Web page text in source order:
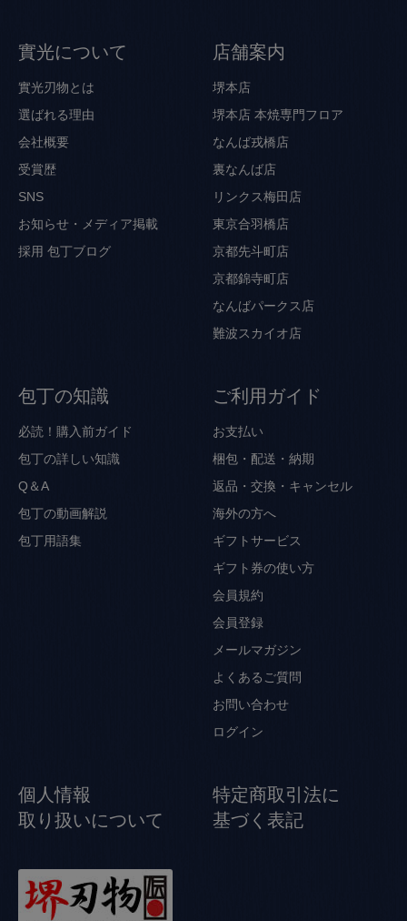
實光について
實光刃物とは
選ばれる理由
会社概要
受賞歴
SNS
お知らせ・メディア掲載
採用 包丁ブログ
店舗案内
堺本店
堺本店 本焼専門フロア
なんば戎橋店
裏なんば店
リンクス梅田店
東京合羽橋店
京都先斗町店
京都錦寺町店
なんばパークス店
難波スカイオ店
包丁の知識
必読！購入前ガイド
包丁の詳しい知識
Q＆A
包丁の動画解説
包丁用語集
ご利用ガイド
お支払い
梱包・配送・納期
返品・交換・キャンセル
海外の方へ
ギフトサービス
ギフト券の使い方
会員規約
会員登録
メールマガジン
よくあるご質問
お問い合わせ
ログイン
個人情報
取り扱いについて
特定商取引法に
基づく表記